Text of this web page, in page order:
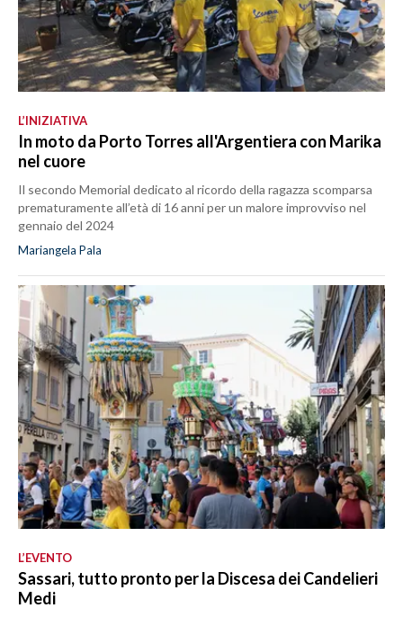
L’INIZIATIVA
In moto da Porto Torres all'Argentiera con Marika
nel cuore
Il secondo Memorial dedicato al ricordo della ragazza scomparsa
prematuramente all’età di 16 anni per un malore improvviso nel
gennaio del 2024
Mariangela Pala
L’EVENTO
Sassari, tutto pronto per la Discesa dei Candelieri
Medi